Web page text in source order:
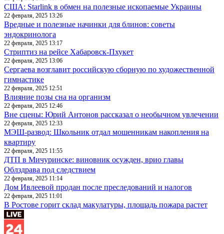
США: Starlink в обмен на полезные ископаемые Украины
22 февраля, 2025 13:26
Вредные и полезные начинки для блинов: советы
эндокринолога
22 февраля, 2025 13:17
Стриптиз на рейсе Хабаровск-Пхукет
22 февраля, 2025 13:06
Сергаева возглавит российскую сборную по художественной
гимнастике
22 февраля, 2025 12:51
Влияние позы сна на организм
22 февраля, 2025 12:46
Вне сцены: Юрий Антонов рассказал о необычном увлечении
22 февраля, 2025 12:33
МЭШ-развод: Школьник отдал мошенникам накопления на
квартиру
22 февраля, 2025 11:55
ДТП в Мичуринске: виновник осужден, врио главы
Облздрава под следствием
22 февраля, 2025 11:14
Дом Ивлеевой продан после преследований и налогов
22 февраля, 2025 11:01
В Ростове горит склад макулатуры, площадь пожара растет